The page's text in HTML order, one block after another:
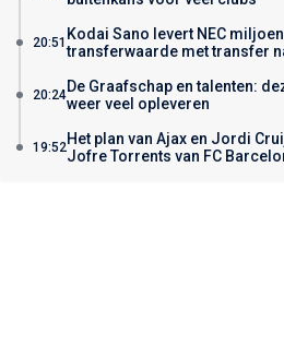
20:51 Kodai Sano levert NEC
transferwaarde met transfer
20:24De Graafschap en talenten:
weer veel opleveren
19:52Het plan van Ajax en Jordi
Jofre Torrents van FC